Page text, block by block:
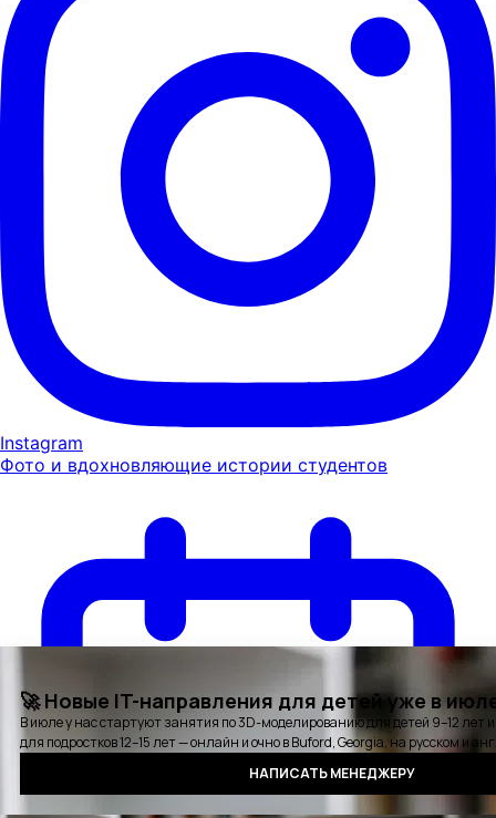
Instagram
Фото и вдохновляющие истории студентов